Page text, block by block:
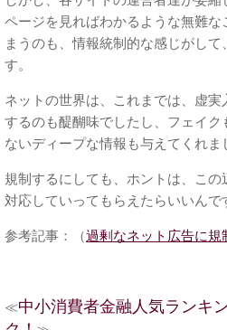
ページを見ればわかるような無難
まうのも、情報統制的な感じがし
す。
ネットの世界は、これまでは、虚
するのも醍醐味でしたし、フェイ
ないディープな情報も与えてくれま
規制するにしても、ホントは、こ
対応していってもらえたらいいんで
参考記事：（過剰なネット広告に規
≪中小消費者金融人気ランキ